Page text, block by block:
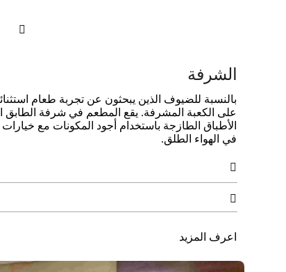

الشرفة
بالنسبة للضيوف الذين يبحثون عن تجربة طعام
على الكعبة المشرفة. يقع المطعم في شرفة الطابق
الأطباق الطازجة باستخدام أجود المكونات مع
في الهواء الطلق.


اعرف المزيد